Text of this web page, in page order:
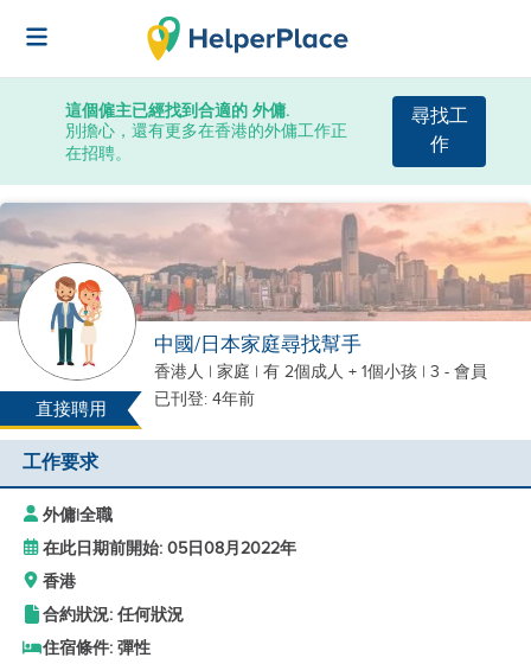
這個僱主已經找到合適的 外傭.
別擔心，還有更多在香港的外傭工作正
在招聘。
尋找工
作
直接聘用
中國/日本家庭尋找幫手
香港人 | 家庭 | 有 2個成人 + 1個小孩 | 3 - 會員
已刊登: 4年前
工作要求
外傭|全職
在此日期前開始: 05日08月2022年
香港
合約狀況: 任何狀況
住宿條件: 彈性